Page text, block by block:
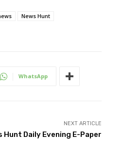
News Hunt
WhatsApp
NEXT ARTICLE
Hunt Daily Evening E-Paper